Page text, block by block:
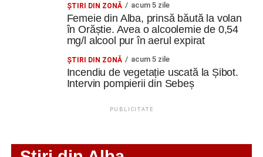
Adaugă cugirinfo.ro ca sursă
preferată pe Google
Ultimele știri din Cugir
„Roș-albaștrii”, o nouă victorie în meciurile de
(0-0)
Cum și-a construit un informatician din Cugir propria
mașină solară. Vehiculul a ajuns și la o expoziție din
Trei profesori ai Colegiului Național „David Prodan”
Cugir și-au perfecționat competențele prin
mobilități Erasmus+ în Croația
WhatsApp
ŞTIRI DIN ZONĂ acum 5 zile
Femeie din Alba, prinsă băută la volan
în Orăștie. Avea o alcoolemie de 0,54
mg/l alcool pur în aerul expirat
ŞTIRI DIN ZONĂ acum 5 zile
Incendiu de vegetație uscată la Șibot.
Intervin pompierii din Sebeș
PUBLICITATE